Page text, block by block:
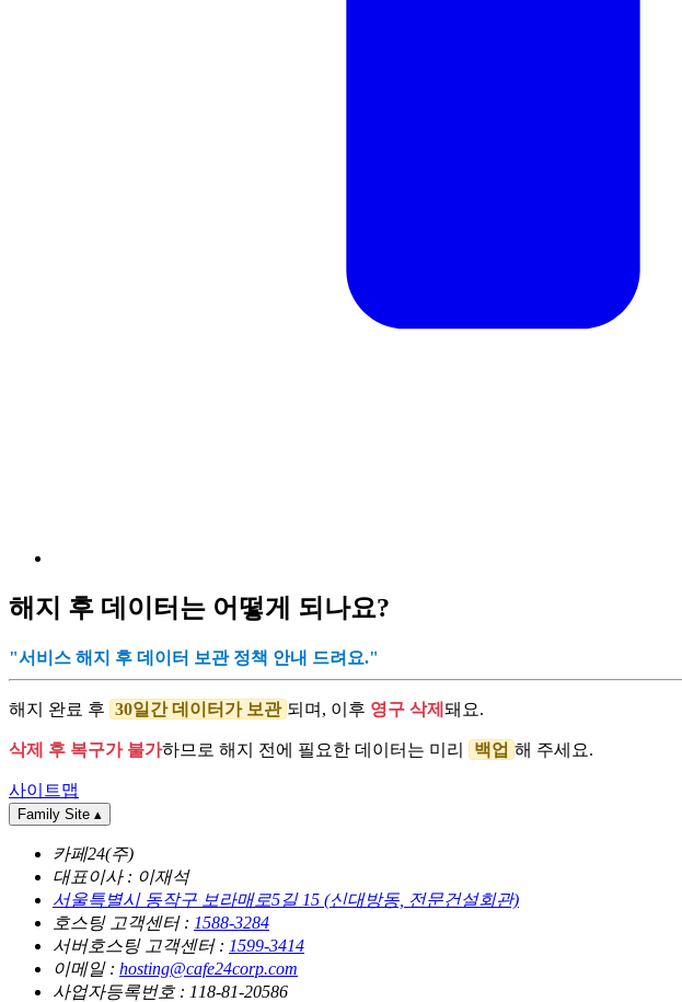
해지 후 데이터는 어떻게 되나요?
"서비스 해지 후 데이터 보관 정책 안내 드려요."
해지 완료 후 30일간 데이터가 보관 되며, 이후 영구 삭제 돼요.
삭제 후 복구가 불가하므로 해지 전에 필요한 데이터는 미리 백업 해 주세요.
사이트맵
Family Site ▴
카페24(주)
대표이사 : 이재석
서울특별시 동작구 보라매로5길 15 (신대방동, 전문건설회관)
호스팅 고객센터 : 1588-3284
서버호스팅 고객센터 : 1599-3414
이메일 : hosting@cafe24corp.com
사업자등록번호 : 118-81-20586